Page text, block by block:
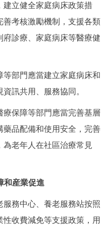
建立健全家庭病床政策措
考核激勵機制，支援各類
診療、家庭病床等醫療健
部門應當建立家庭病床和
訊共用、服務協同。
障等部門應當完善基層
藥品配備和使用安全，完善
老年人在社區治療常見
産業促進
中心、養老服務站按照
收費減免等支援政策，用